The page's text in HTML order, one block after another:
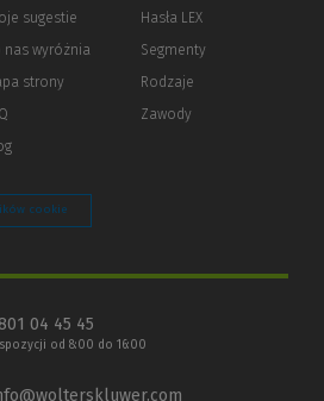
innej
sugestie
nas wyróżnia
strony
Hasła LEX
Segmenty
Rodzaje
Zawody
cookie
04 45 45
od 8:00 do 16:00